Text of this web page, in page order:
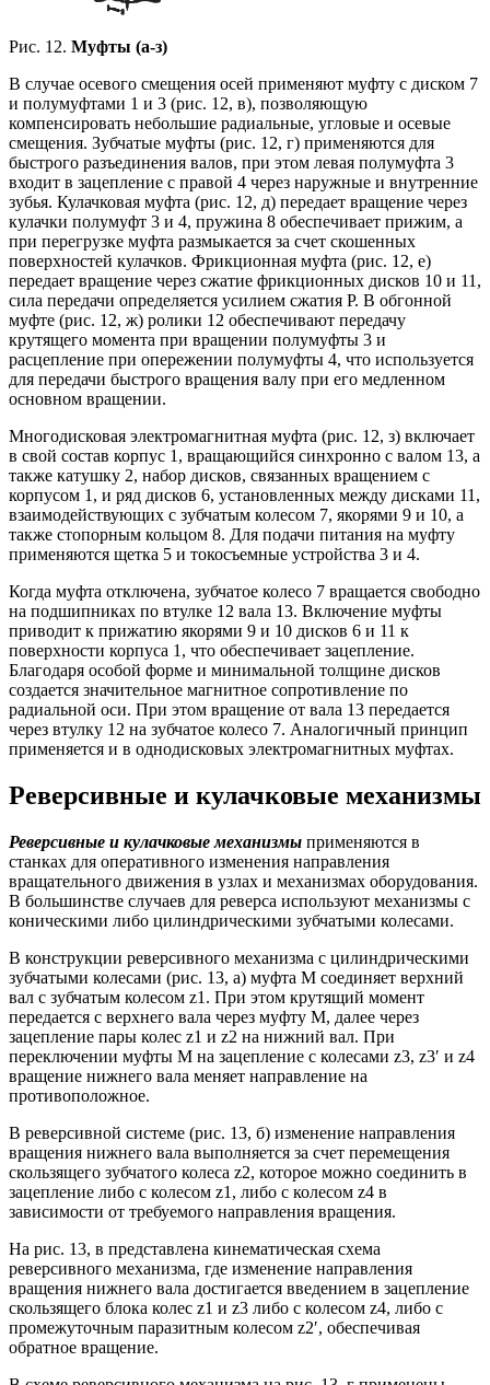
Рис. 12. Муфты (а-з)
В случае осевого смещения осей применяют муфту с диском 7
и полумуфтами 1 и 3 (рис. 12, в), позволяющую
компенсировать небольшие радиальные, угловые и осевые
смещения. Зубчатые муфты (рис. 12, г) применяются для
быстрого разъединения валов, при этом левая полумуфта 3
входит в зацепление с правой 4 через наружные и внутренние
зубья. Кулачковая муфта (рис. 12, д) передает вращение через
кулачки полумуфт 3 и 4, пружина 8 обеспечивает прижим, а
при перегрузке муфта размыкается за счет скошенных
поверхностей кулачков. Фрикционная муфта (рис. 12, е)
передает вращение через сжатие фрикционных дисков 10 и 11,
сила передачи определяется усилием сжатия Р. В обгонной
муфте (рис. 12, ж) ролики 12 обеспечивают передачу
крутящего момента при вращении полумуфты 3 и
расцепление при опережении полумуфты 4, что используется
для передачи быстрого вращения валу при его медленном
основном вращении.
Многодисковая электромагнитная муфта (рис. 12, з) включает
в свой состав корпус 1, вращающийся синхронно с валом 13, а
также катушку 2, набор дисков, связанных вращением с
корпусом 1, и ряд дисков 6, установленных между дисками 11,
взаимодействующих с зубчатым колесом 7, якорями 9 и 10, а
также стопорным кольцом 8. Для подачи питания на муфту
применяются щетка 5 и токосъемные устройства 3 и 4.
Когда муфта отключена, зубчатое колесо 7 вращается свободно
на подшипниках по втулке 12 вала 13. Включение муфты
приводит к прижатию якорями 9 и 10 дисков 6 и 11 к
поверхности корпуса 1, что обеспечивает зацепление.
Благодаря особой форме и минимальной толщине дисков
создается значительное магнитное сопротивление по
радиальной оси. При этом вращение от вала 13 передается
через втулку 12 на зубчатое колесо 7. Аналогичный принцип
применяется и в однодисковых электромагнитных муфтах.
Реверсивные и кулачковые механизмы
Реверсивные и кулачковые механизмы применяются в
станках для оперативного изменения направления
вращательного движения в узлах и механизмах оборудования.
В большинстве случаев для реверса используют механизмы с
коническими либо цилиндрическими зубчатыми колесами.
В конструкции реверсивного механизма с цилиндрическими
зубчатыми колесами (рис. 13, а) муфта М соединяет верхний
вал с зубчатым колесом z1. При этом крутящий момент
передается с верхнего вала через муфту М, далее через
зацепление пары колес z1 и z2 на нижний вал. При
переключении муфты М на зацепление с колесами z3, z3′ и z4
вращение нижнего вала меняет направление на
противоположное.
В реверсивной системе (рис. 13, б) изменение направления
вращения нижнего вала выполняется за счет перемещения
скользящего зубчатого колеса z2, которое можно соединить в
зацепление либо с колесом z1, либо с колесом z4 в
зависимости от требуемого направления вращения.
На рис. 13, в представлена кинематическая схема
реверсивного механизма, где изменение направления
вращения нижнего вала достигается введением в зацепление
скользящего блока колес z1 и z3 либо с колесом z4, либо с
промежуточным паразитным колесом z2′, обеспечивая
обратное вращение.